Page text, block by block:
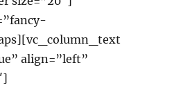
align=”left”